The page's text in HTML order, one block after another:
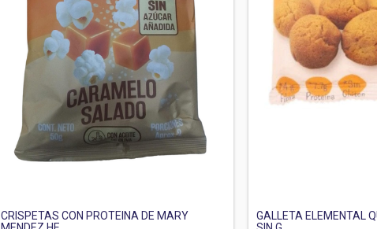
CRISPETAS CON PROTEINA DE MARY
GALLETA ELEMENTAL